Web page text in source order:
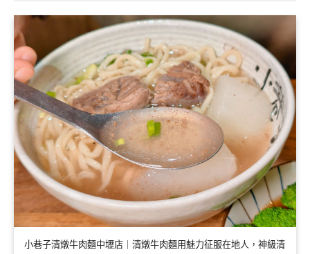
小巷子清燉牛肉麵中壢店｜清燉牛肉麵用魅力征服在地人，神級清